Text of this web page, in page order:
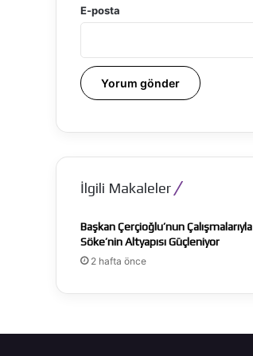
E-posta
İlgili Makaleler
Başkan Çerçioğlu’nun Çalışmalarıyla
Söke’nin Altyapısı Güçleniyor
2 hafta önce